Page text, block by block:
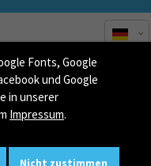
Fonts, Google
und Google
in unserer
Impressum.
Nicht zustimmen